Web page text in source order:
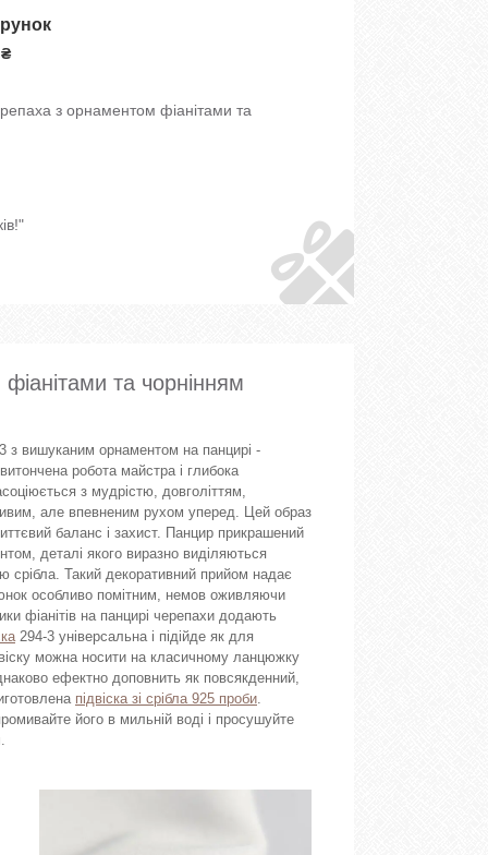
з орнаментом фіанітами та
та чорнінням
з вишуканим орнаментом на панцирі -
робота майстра і глибока
з мудрістю, довголіттям,
але впевненим рухом уперед. Цей образ
баланс і захист. Панцир прикрашений
деталі якого виразно виділяються
срібла. Такий декоративний прийом надає
особливо помітним, немов оживляючи
фіанітів на панцирі черепахи додають
294-3 універсальна і підійде як для
можна носити на класичному ланцюжку
ефектно доповнить як повсякденний,
підвіска зі срібла 925 проби
його в мильній воді і просушуйте